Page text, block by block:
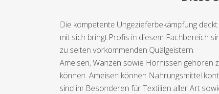
Die kompetente Ungezieferbekämpfung
mit sich bringt.Profis in diesem Fachbereich
zu selten vorkommenden Quälgeistern.
Ameisen, Wanzen sowie Hornissen gehören
können. Ameisen können Nahrungsmittel
sind im Besonderen für Textilien aller Art